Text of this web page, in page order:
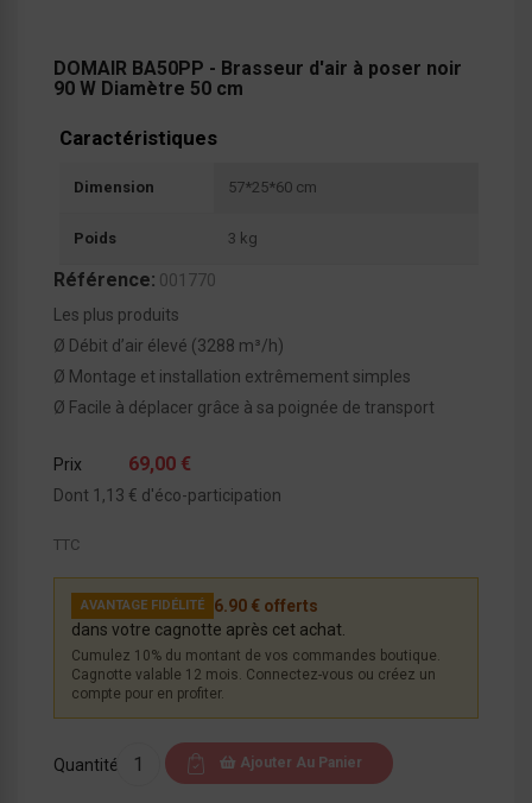
DOMAIR BA50PP - Brasseur d'air à poser noir
90 W Diamètre 50 cm
Caractéristiques
Dimension 57*25*60 cm
Poids 3 kg
Référence: 001770
Les plus produits
Ø Débit d’air élevé (3288 m³/h)
Ø Montage et installation extrêmement simples
Ø Facile à déplacer grâce à sa poignée de transport
Prix 69,00 €
Dont 1,13 € d'éco-participation
TTC
AVANTAGE FIDÉLITÉ
6.90 € offerts
dans votre cagnotte après cet achat.
Cumulez 10% du montant de vos commandes boutique.
Cagnotte valable 12 mois. Connectez-vous ou créez un
compte pour en profiter.
Quantité Ajouter Au Panier